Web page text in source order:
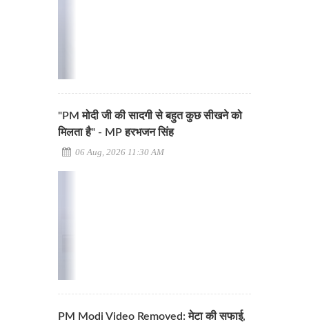
"PM मोदी जी की सादगी से बहुत कुछ सीखने को
मिलता है" - MP हरभजन सिंह
06 Aug, 2026 11:30 AM
PM Modi Video Removed: मेटा की सफाई,